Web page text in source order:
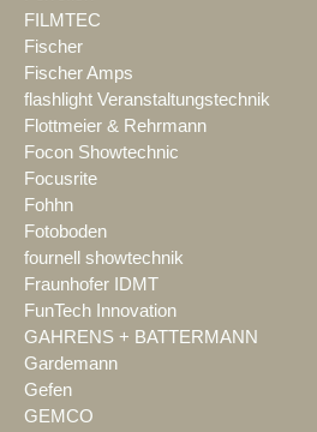
FILMTEC
Fischer
Fischer Amps
flashlight Veranstaltungstechnik
Flottmeier & Rehrmann
Focon Showtechnic
Focusrite
Fohhn
Fotoboden
fournell showtechnik
Fraunhofer IDMT
FunTech Innovation
GAHRENS + BATTERMANN
Gardemann
Gefen
GEMCO